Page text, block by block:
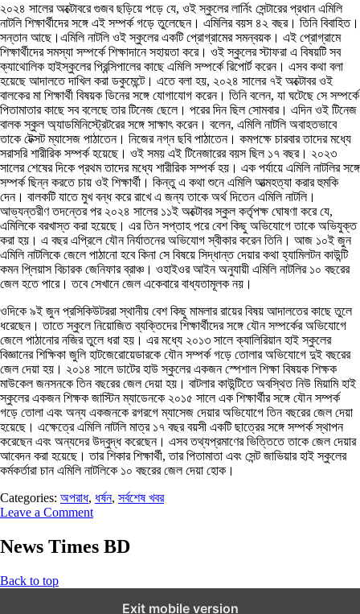
২০২৪ সালের অক্টোবরে গুজব ছড়িয়ে পড়ে যে, ওই স্কুলের লার্নিং সেন্টারের প্রধান এমিলি
নাটলি শিক্ষার্থীদের সঙ্গে এই সম্পর্ক গড়ে তুলেছেন। এমিলির বয়স ৪২ বছর। তিনি বিবাহিত।
সন্তান আছে।এমিলি নাটলি ওই স্কুলের একটি প্রোগ্রামের সমন্বয়ক। এই প্রোগ্রামে
শিক্ষার্থীদের সমস্যা সম্পর্কে শিক্ষাদানে সহায়তা করে। ওই স্কুলের স্টাফরা এ বিষয়টি সব
ক্যাথোলিক হাইস্কুলের প্রিন্সিপালের কাছে এমিলি সম্পর্কে রিপোর্ট করেন। এসব কথা বলা
হয়েছে আদালতে দাখিল করা ডকুমেন্টে। এতে বলা হয়, ২০২৪ সালের ৭ই অক্টোবর ওই
বালকের মা শিক্ষার্থী বিষয়ক ডিনের সঙ্গে যোগাযোগ করেন। তিনি বলেন, যা ঘটেছে সে সম্পর্কে
পিতামাতার কাছে সব বলেছে তার টিনেজ ছেলে। পরের দিন ছিল সোমবার। এদিন ওই টিনেজ
বালক স্কুল অ্যাডমিনিস্ট্রেটরের সঙ্গে সাক্ষাৎ করেন। বলেন, এমিলি নাটলি অবাহতভাবে
তাকে টেক্সট ম্যাসেজ পাঠাতেন। নিজের নগ্ন ছবি পাঠাতেন। কমপক্ষে চারবার তাদের মধ্যে
সরাসরি শারীরিক সম্পর্ক হয়েছে। ওই সময় এই টিনেজারের বয়স ছিল ১৭ বছর। ২০২৩
সালের শেষের দিকে প্রথম তাদের মধ্যে শারীরিক সম্পর্ক হয়। এক পর্যায়ে এমিলি নাটলির সঙ্গে
সম্পর্ক ছিন্ন করতে চায় ওই শিক্ষার্থী। কিন্তু এ কথা শুনে এমিলি আত্মহত্যা করার হুমকি
দেন। বালকটি যাতে মুখ বন্ধ করে রাখে এ জন্য তাকে অর্থ দিতেন এমিলি নাটলি।
আভ্যন্তরীণ তদন্তের পর ২০২৪ সালের ১১ই অক্টোবর স্কুল কর্তৃপক্ষ ঘোষণা করে যে,
এমিলিকে বরখাস্ত করা হয়েছে। এর তিন সপ্তাহ পরে বেশ কিছু অভিযোগে তাকে অভিযুক্ত
করা হয়। এ বছর এপ্রিলে যৌন নির্যাতনের অভিযোগ স্বীকার করেন তিনি। আজ ১০ই জুন
এমিলি নাটলিকে জেলে পাঠানো হবে কিনা সে বিষয়ে সিদ্ধান্ত দেয়ার কথা হ্যামিলটন কাউন্টি
কমন প্লিয়াস বিচারক জেনিফার ব্রাঞ্চ। ওহাইওর আইন অনুযায়ী এমিলি নাটলির ১০ বছরের
জেল হতে পারে। তবে সেখানে জেল একেবারে বাধ্যতামূলক নয়।
ওদিকে ৯ই জুন প্রসিকিউটররা স্থানীয় বেশ কিছু মামলার রায়ের বিষয় আদালতের কাছে তুলে
ধরেছেন। তাতে স্কুলে নিয়োজিত ব্যক্তিদের শিক্ষার্থীদের সঙ্গে যৌন সম্পর্কের অভিযোগে
জেলে পাঠানোর নজির তুলে ধরা হয়। এর মধ্যে ২০১৩ সালে ক্যালিরিয়ান হাই স্কুলের
বিজ্ঞানের শিক্ষিকা জুলি হাটজেরোয়েডারকে যৌন সম্পর্ক গড়ে তোলার অভিযোগে দুই বছরের
জেল দেয়া হয়। ২০১৪ সালে ডাটের হাউ স্কুলের একজন স্পেশাল শিক্ষা বিষয়ক শিক্ষক
মাউকেল জনসনকে তিন বছরের জেল দেয়া হয়। বাটলার কাউন্টিতে অবস্থিত নিউ মিয়ামি হাই
স্কুলের একজন শিক্ষক জাস্টিন ম্যাডেনকে ২০১৫ সালে এক শিক্ষার্থীর সঙ্গে যৌন সম্পর্ক
গড়ে তোলা এবং অন্য একজনকে রগরগে ম্যাসেজ দেয়ার অভিযোগে তিন বছরের জেল দেয়া
হয়েছে। এক্ষেত্রে এমিলি নাটলি মাত্র ১৭ বছর বয়সী একটি ছাত্রের সঙ্গে সম্পর্ক স্থাপন
করেছেন এবং অন্যদের উদ্বুদ্ধ করেছেন। এসব তথ্যপ্রমাণের ভিত্তিতে তাকে জেল দেয়ার
আবেদন করা হয়েছে। তার শিকার শিক্ষার্থী, তার পিতামাতা এবং সেন্ট জাভিয়ার হাই স্কুলের
কর্মকর্তারা চান এমিলি নাটলিকে ১০ বছরের জেল দেয়া হোক।
Categories: অপরাধ, ধর্ষন, সর্বশেষ খবর
Leave a Comment
News Times BD
Back to top
Exit mobile version